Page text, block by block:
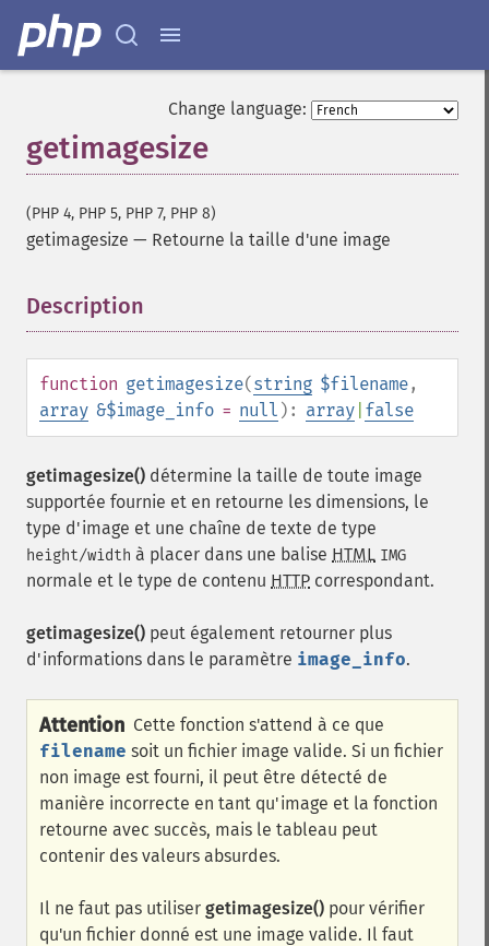
Change language:
getimagesize
(PHP 4, PHP 5, PHP 7, PHP 8)
getimagesize — Retourne la taille d'une image
Description
function getimagesize(string $filename,
array &$image_info = null ): array false
getimagesize() détermine la taille de toute image
supportée fournie et en retourne les dimensions, le
type d'image et une chaîne de texte de type
height/width à placer dans une balise HTML IMG
normale et le type de contenu HTTP correspondant.
getimagesize() peut également retourner plus
d'informations dans le paramètre image_info.
Attention Cette fonction s'attend à ce que
filename soit un fichier image valide. Si un fichier
non image est fourni, il peut être détecté de
manière incorrecte en tant qu'image et la fonction
retourne avec succès, mais le tableau peut
contenir des valeurs absurdes.
Il ne faut pas utiliser getimagesize() pour vérifier
qu'un fichier donné est une image valide. Il faut